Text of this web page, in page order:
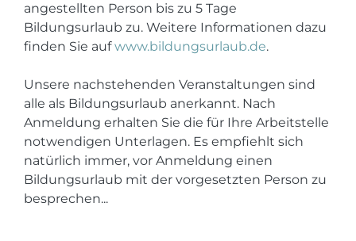
angestellten Person bis zu 5 Tage
Bildungsurlaub zu. Weitere Informationen dazu
finden Sie aufwww.bildungsurlaub.de.
Unsere nachstehenden Veranstaltungen sind
alle als Bildungsurlaub anerkannt. Nach
Anmeldung erhalten Sie die für Ihre Arbeitstelle
notwendigen Unterlagen. Es empfiehlt sich
natürlich immer, vor Anmeldung einen
Bildungsurlaub mit der vorgesetzten Person zu
besprechen...